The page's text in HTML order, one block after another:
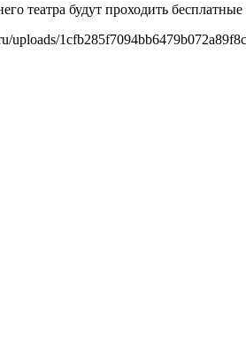
театра будут проходить
uploads/